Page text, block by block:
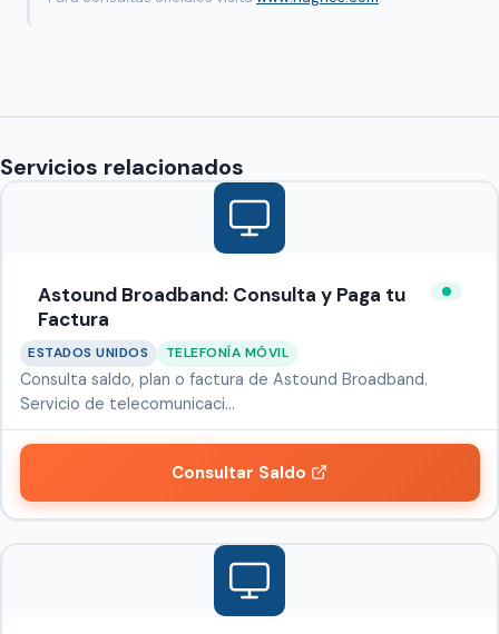
Servicios relacionados
Astound Broadband: Consulta y Paga tu
Factura
ESTADOS UNIDOS TELEFONÍA MÓVIL
Consulta saldo, plan o factura de Astound Broadband.
Servicio de telecomunicaci…
Consultar Saldo